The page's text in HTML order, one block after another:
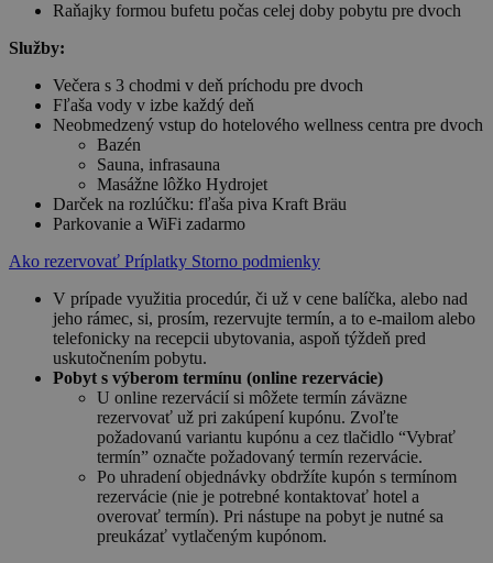
Raňajky formou bufetu počas celej doby pobytu pre dvoch
Služby:
Večera s 3 chodmi v deň príchodu pre dvoch
Fľaša vody v izbe každý deň
Neobmedzený vstup do hotelového wellness centra pre dvoch
Bazén
Sauna, infrasauna
Masážne lôžko Hydrojet
Darček na rozlúčku: fľaša piva Kraft Bräu
Parkovanie a WiFi zadarmo
Ako rezervovať Príplatky Storno podmienky
V prípade využitia procedúr, či už v cene balíčka, alebo nad
jeho rámec, si, prosím, rezervujte termín, a to e-mailom alebo
telefonicky na recepcii ubytovania, aspoň týždeň pred
uskutočnením pobytu.
Pobyt s výberom termínu (online rezervácie)
U online rezervácií si môžete termín záväzne
rezervovať už pri zakúpení kupónu. Zvoľte
požadovanú variantu kupónu a cez tlačidlo “Vybrať
termín” označte požadovaný termín rezervácie.
Po uhradení objednávky obdržíte kupón s termínom
rezervácie (nie je potrebné kontaktovať hotel a
overovať termín). Pri nástupe na pobyt je nutné sa
preukázať vytlačeným kupónom.